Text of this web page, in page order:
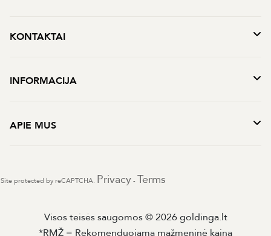
KONTAKTAI
INFORMACIJA
APIE MUS
Site protected by reCAPTCHA. Privacy - Terms
Visos teisės saugomos © 2026 goldinga.lt
*RMŽ = Rekomenduojama mažmeninė kaina